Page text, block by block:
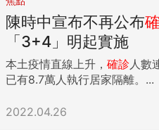
陳時中宣布不再公布
「3+4」明起實施
本土疫情直線上升， 確診 人數
已有8.7萬人執行居家隔離。...
2022.04.26